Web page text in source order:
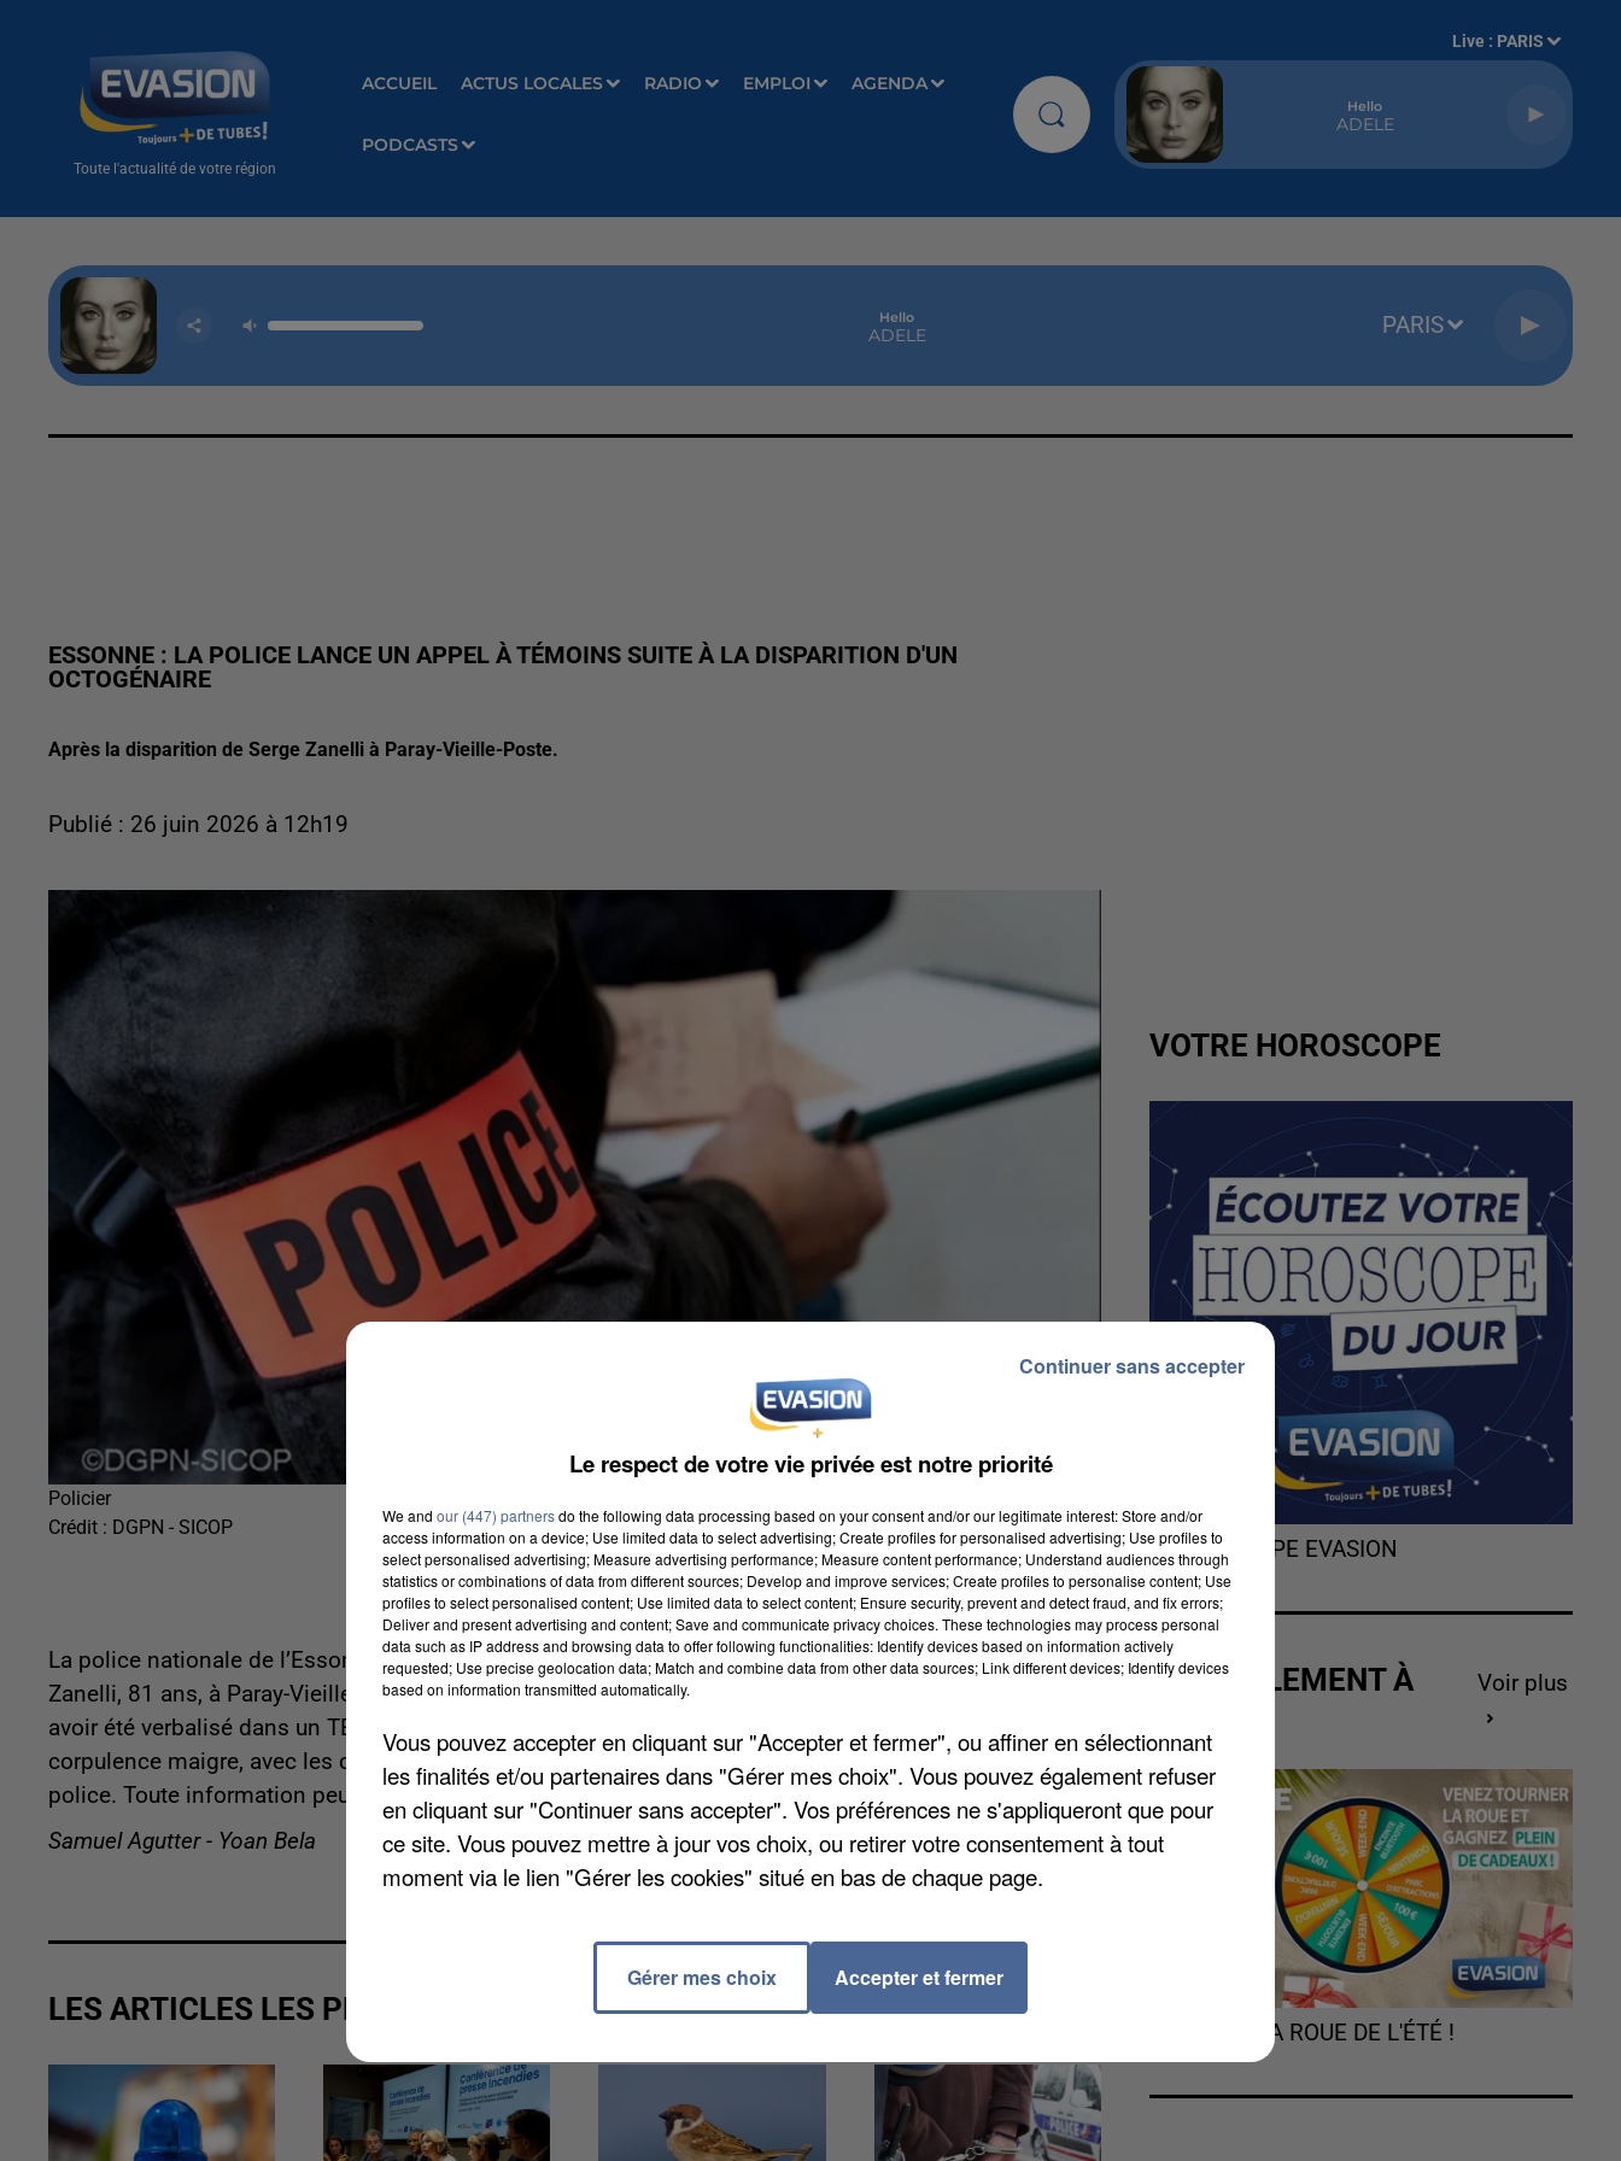
Toute l'actualité de votre région
ACCUEIL ACTUS LOCALES RADIO EMPLOI AGENDA
PODCASTS
Live : PARIS
Hello
ADELE
Hello
ADELE PARIS
ESSONNE : LA POLICE LANCE UN APPEL À TÉMOINS SUITE À LA DISPARITION D'UN
OCTOGÉNAIRE
Après la disparition de Serge Zanelli à Paray-Vieille-Poste.
Publié : 26 juin 2026 à 12h19
Policier
Crédit : DGPN - SICOP
La police nationale de l’Essonne lance un appel à témoins après la disparition inquiétante de Serge
Zanelli, 81 ans, à Paray-Vieille-Poste.L’octogénaire n’a plus donné signe de vie depuis ce 9 juin, après
avoir été verbalisé dans un TER entre Creil et Paris gare du Nord. Il mesure environ 1,60 mètre, est de
corpulence maigre, avec les cheveux gris et les yeux bleus. Il aurait pu se rendre à Toulouse d’après la
police. Toute information peut être transmise au 17.
Samuel Agutter - Yoan Bela
LES ARTICLES LES PLUS VUS
VOTRE HOROSCOPE
L'HOROSCOPE EVASION
ACTUELLEMENT À
Voir plus
TOURNEZ LA ROUE DE L'ÉTÉ !
Le respect de votre vie privée est notre priorité
We and our (447) partnersdo the following data processing based on your consent and/or our legitimate interest: Store and/or
access information on a device; Use limited data to select advertising; Create profiles for personalised advertising; Use profiles to
select personalised advertising; Measure advertising performance; Measure content performance; Understand audiences through
statistics or combinations of data from different sources; Develop and improve services; Create profiles to personalise content; Use
profiles to select personalised content; Use limited data to select content; Ensure security, prevent and detect fraud, and fix errors;
Deliver and present advertising and content; Save and communicate privacy choices. These technologies may process personal
data such as IP address and browsing data to offer following functionalities: Identify devices based on information actively
requested; Use precise geolocation data; Match and combine data from other data sources; Link different devices; Identify devices
based on information transmitted automatically.
Vous pouvez accepter en cliquant sur "Accepter et fermer", ou affiner en sélectionnant
les finalités et/ou partenaires dans "Gérer mes choix". Vous pouvez également refuser
en cliquant sur "Continuer sans accepter". Vos préférences ne s'appliqueront que pour
ce site. Vous pouvez mettre à jour vos choix, ou retirer votre consentement à tout
moment via le lien "Gérer les cookies" situé en bas de chaque page.
Gérer mes choix Accepter et fermer
Continuer sans accepter